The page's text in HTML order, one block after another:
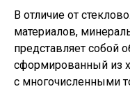
В отличие от
материалов,
представляет собой
сформированный из
с многочисленными